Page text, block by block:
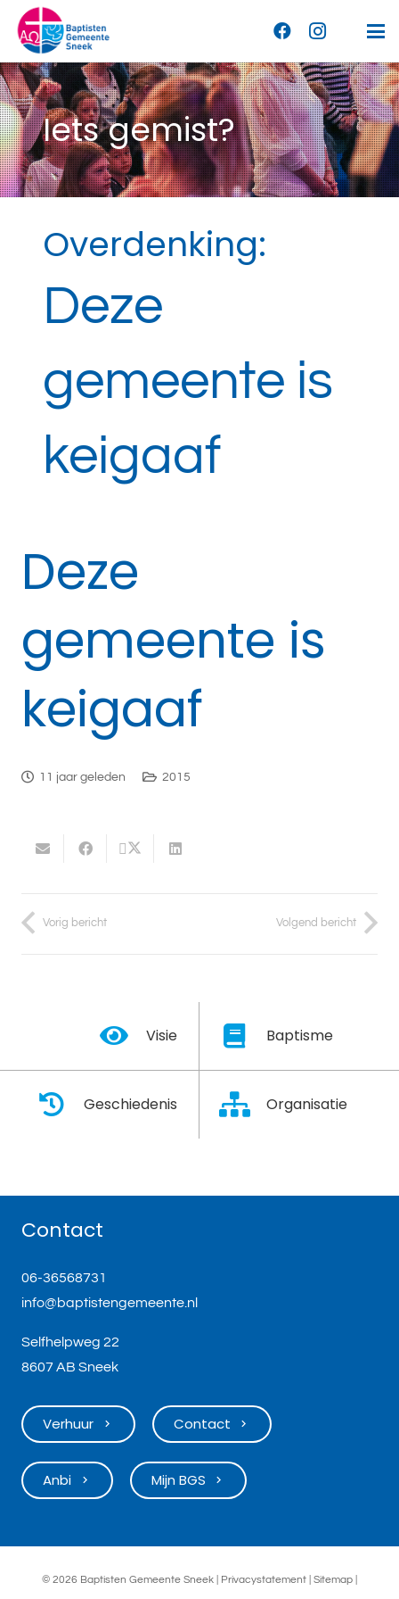
Iets gemist?
Overdenking:
Deze
gemeente is
keigaaf
Deze
gemeente is
keigaaf
11 jaar geleden 2015
Vorig bericht Volgend bericht
Visie Baptisme
Geschiedenis Organisatie
Contact
06-36568731
info@baptistengemeente.nl
Selfhelpweg 22
8607 AB Sneek
Verhuur keyboard_arrow_right Contact keyboard_arrow_right
Anbi keyboard_arrow_right Mijn BGS keyboard_arrow_right
© 2026 Baptisten Gemeente Sneek | Privacystatement Sitemap